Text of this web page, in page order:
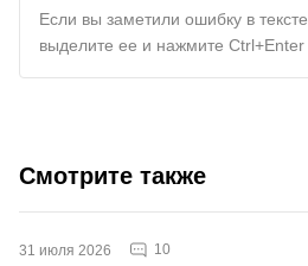
Если вы заметили ошибку в тексте,
выделите ее и нажмите Ctrl+Enter
Смотрите также
31 июля 2026 10